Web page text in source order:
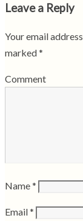
Leave a Reply
Your email
marked*
Comment
Name*
Email*